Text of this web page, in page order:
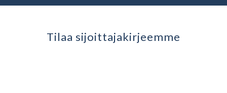
Tilaa sijoittaja­kirjeemme